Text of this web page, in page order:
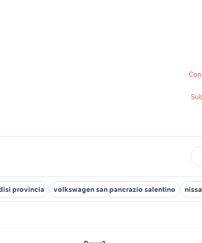
provincia volkswagen san pancrazio salentino